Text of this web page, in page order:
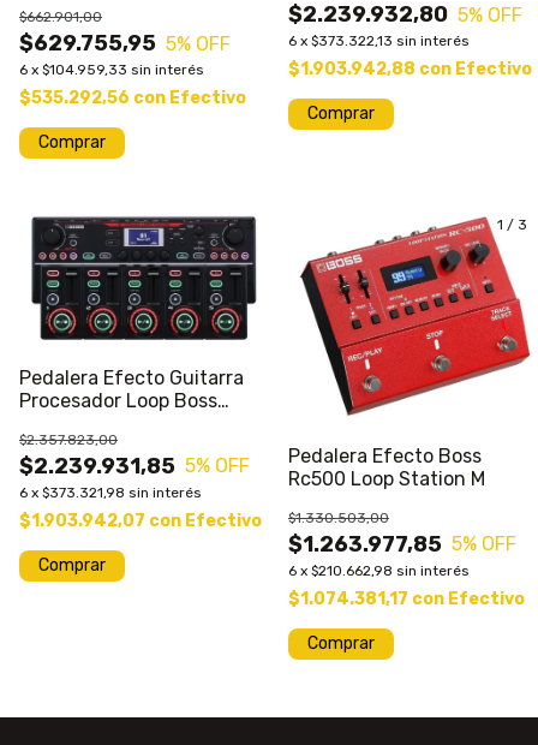
$629.755,95
$662.901,00
5% OFF
6 x $104.959,33 sin interés
$535.292,56 con Efectivo
$2.239.932,80 5% OFF
6 x $373.322,13 sin interés
$1.903.942,88 con Efectivo
1/ 3
Pedalera Efecto Guitarra
Procesador Loop Boss
$2.239.931,85
$2.357.823,00
5% OFF
6 x $373.321,98 sin interés
$1.903.942,07 con Efectivo
1 / 3
Pedalera Efecto Boss
Rc500 Loop Station M
$1.263.977,85
$1.330.503,00
5% OFF
6 x $210.662,98 sin interés
$1.074.381,17 con Efectivo